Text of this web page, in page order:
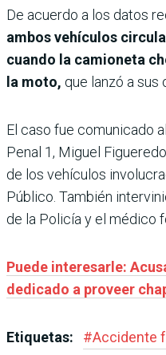
De acuerdo a los datos
ambos vehículos
cuando la camioneta
la moto, que lanzó a sus
El caso fue comunicado
Penal 1, Miguel
de los vehículos
Público. También
de la Policía y el médico
Puede interesarle:
dedicado a proveer
Etiquetas: #Accidente